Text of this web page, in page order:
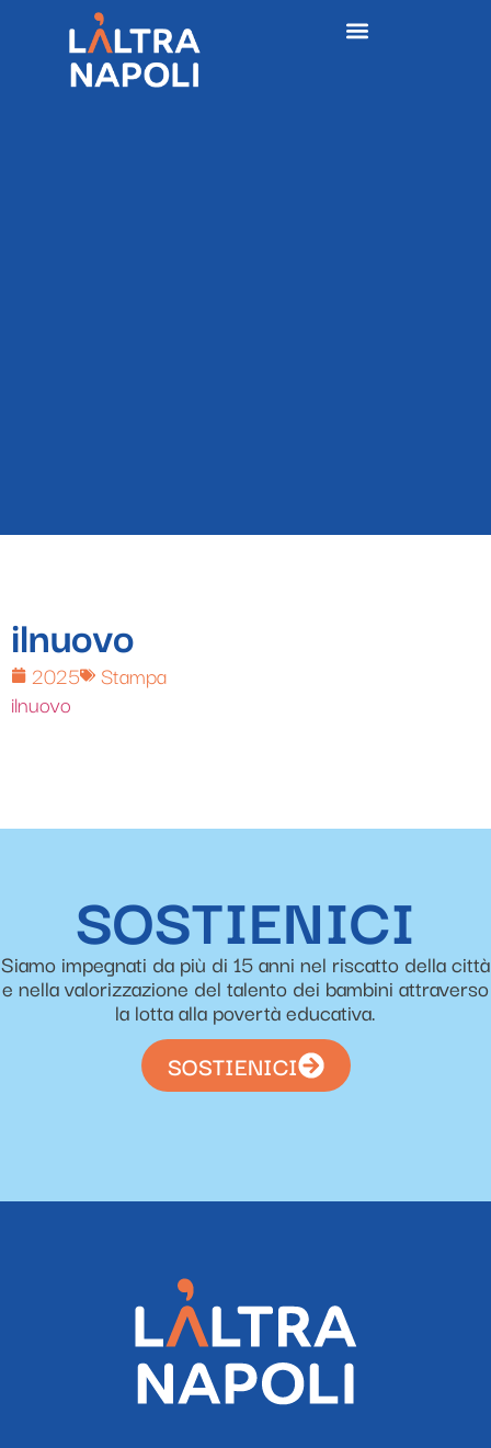
ilnuovo
2025
Stampa
ilnuovo
SOSTIENICI
Siamo impegnati da più di 15 anni nel riscatto della città
e nella valorizzazione del talento dei bambini attraverso
la lotta alla povertà educativa.
SOSTIENICI